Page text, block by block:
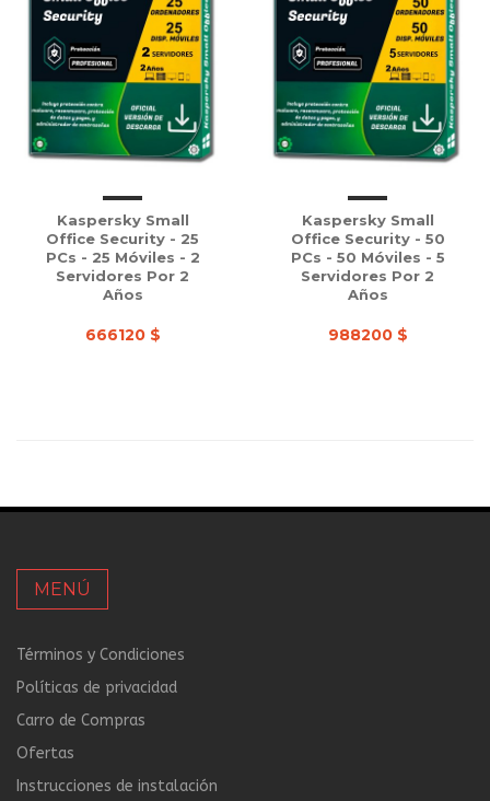
Kaspersky Small
Office Security - 25
PCs - 25 Móviles - 2
Servidores Por 2
Años
666120 $
Kaspersky Small
Office Security - 50
PCs - 50 Móviles - 5
Servidores Por 2
Años
988200 $
MENÚ
Términos y Condiciones
Políticas de privacidad
Carro de Compras
Ofertas
Instrucciones de instalación